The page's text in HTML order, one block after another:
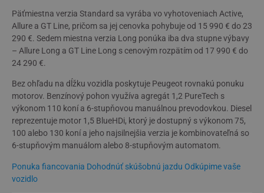
Päťmiestna verzia Standard sa vyrába vo vyhotoveniach Active,
Allure a GT Line, pričom sa jej cenovka pohybuje od 15 990 € do 23
290 €. Sedem miestna verzia Long ponúka iba dva stupne výbavy
– Allure Long a GT Line Long s cenovým rozpätím od 17 990 € do
24 290 €.
Bez ohľadu na dĺžku vozidla poskytuje Peugeot rovnakú ponuku
motorov. Benzínový pohon využíva agregát 1,2 PureTech s
výkonom 110 koní a 6-stupňovou manuálnou prevodovkou. Diesel
reprezentuje motor 1,5 BlueHDi, ktorý je dostupný s výkonom 75,
100 alebo 130 koní a jeho najsilnejšia verzia je kombinovateľná so
6-stupňovým manuálom alebo 8-stupňovým automatom.
Ponuka fiancovania Dohodnúť skúšobnú jazdu Odkúpime vaše
vozidlo